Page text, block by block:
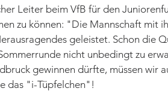
Leiter beim VfB für den
zu können: "Die Mannschaft mit
geleistet. Schon die
nicht unbedingt zu
gewinnen dürfte, müssen wir
das "i-Tüpfelchen"!